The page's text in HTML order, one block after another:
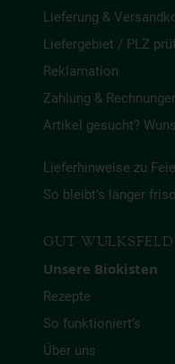
Lieferung &
Liefergebiet / PLZ
Reklamation
Zahlung &
Artikel gesucht?
Lieferhinweise zu
So bleibt’s länger
GUT
Unsere Biokisten
Rezepte
So funktioniert’s
Über uns